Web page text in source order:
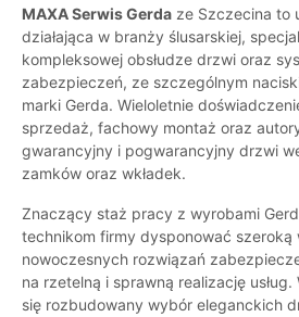
MAXA Serwis Gerda ze Szczecina to
działająca w branży ślusarskiej,
kompleksowej obsłudze drzwi oraz
zabezpieczeń, ze szczególnym
marki Gerda. Wieloletnie
sprzedaż, fachowy montaż oraz
gwarancyjny i pogwarancyjny drzwi
zamków oraz wkładek.
Znaczący staż pracy z wyrobami
technikom firmy dysponować szeroką
nowoczesnych rozwiązań
na rzetelną i sprawną realizację
się rozbudowany wybór eleganckich